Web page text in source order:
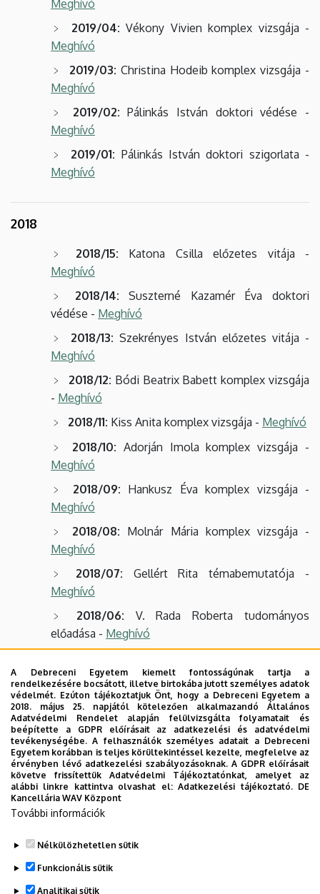
Meghívó
2019/04: Vékony Vivien komplex vizsgája -
Meghívó
2019/03: Christina Hodeib komplex vizsgája -
Meghívó
2019/02: Pálinkás István doktori védése -
Meghívó
2019/01: Pálinkás István doktori szigorlata -
Meghívó
2018
2018/15: Katona Csilla előzetes vitája -
Meghívó
2018/14: Suszterné Kazamér Éva doktori
védése - Meghívó
2018/13: Szekrényes István előzetes vitája -
Meghívó
2018/12: Bódi Beatrix Babett komplex vizsgája
- Meghívó
2018/11: Kiss Anita komplex vizsgája - Meghívó
2018/10: Adorján Imola komplex vizsgája -
Meghívó
2018/09: Hankusz Éva komplex vizsgája -
Meghívó
2018/08: Molnár Mária komplex vizsgája -
Meghívó
2018/07: Gellért Rita témabemutatója -
Meghívó
2018/06: V. Rada Roberta tudományos
előadása - Meghívó
vitája -
Meghívó
2018/04:Szűcs Péter doktori védése -
Meghívó
2018/03:Szűcs Péter doktori szigorlata -
Meghívó
2018/02:Kazamér Éva doktori szigorlata -
Meghívó
Legutóbbi frissítés: 2026. 06. 24. 11:17
A Debreceni Egyetem kiemelt fontosságúnak tartja a
rendelkezésére bocsátott, illetve birtokába jutott személyes adatok
védelmét. Ezúton tájékoztatjuk Önt, hogy a Debreceni Egyetem a
2018. május 25. napjától kötelezően alkalmazandó Általános
Adatvédelmi Rendelet alapján felülvizsgálta folyamatait és
beépítette a GDPR előírásait az adatkezelési és adatvédelmi
tevékenységébe. A felhasználók személyes adatait a Debreceni
Egyetem korábban is teljes körültekintéssel kezelte, megfelelve az
érvényben lévő adatkezelési szabályozásoknak. A GDPR előírásait
követve frissítettük Adatvédelmi Tájékoztatónkat, amelyet az
alábbi linkre kattintva olvashat el:Adatkezelési tájékoztató. DE
Kancellária WAV Központ
További információk
Nélkülözhetetlen sütik
Funkcionális sütik
Analitikai sütik